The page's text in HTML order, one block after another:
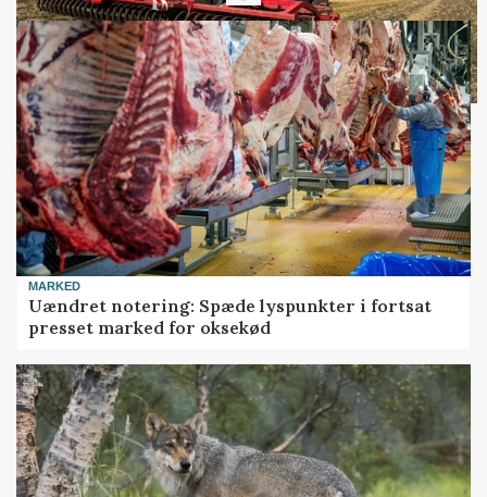
MARKED
Uændret notering: Spæde lyspunkter i fortsat
presset marked for oksekød